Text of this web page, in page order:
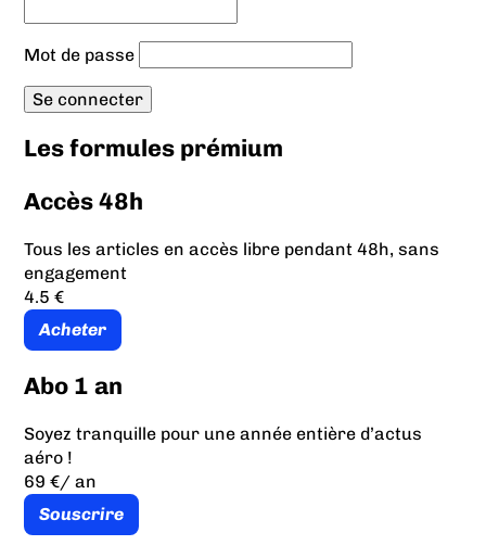
Mot de passe
Les formules prémium
Accès 48h
Tous les articles en accès libre pendant 48h, sans
engagement
4.5 €
Acheter
Abo 1 an
Soyez tranquille pour une année entière d’actus
aéro !
69 €/ an
Souscrire